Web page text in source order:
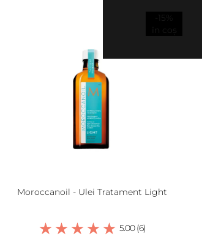
-15%
în coș
Moroccanoil - Ulei Tratament Light
5.00 (6)